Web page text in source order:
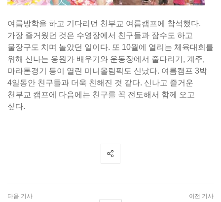
여름방학을 하고 기다리던 천부교 여름캠프에 참석했다.
가장 즐거웠던 것은 수영장에서 친구들과 잠수도 하고
물장구도 치며 놀았던 일이다. 또 10월에 열리는 체육대회를
위해 신나는 응원가 배우기와 운동장에서 줄다리기, 계주,
마라톤경기 등이 열린 미니올림픽도 신났다. 여름캠프 3박
4일동안 친구들과 더욱 친해진 것 같다. 신나고 즐거운
천부교 캠프에 다음에는 친구를 꼭 전도해서 함께 오고
싶다.
다음 기사 이전 기사